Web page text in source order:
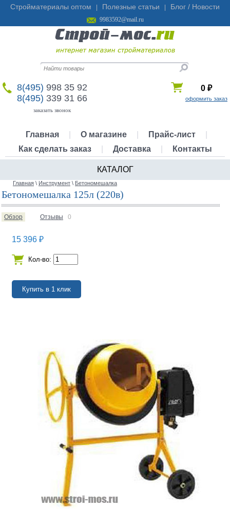
Стройматериалы оптом Полезные статьи Блог / Новости
9983592@mail.ru
8(495) 998 35 92
8(495) 339 31 66
заказать звонок
0 ₽
оформить заказ
Главная О магазине Прайс-лист
Как сделать заказ
Доставка Контакты
КАТАЛОГ
Главная \ Инструмент \ Бетономешалка
Бетономешалка 125л (220в)
Обзор Отзывы 0
15 396 ₽
Кол-во: